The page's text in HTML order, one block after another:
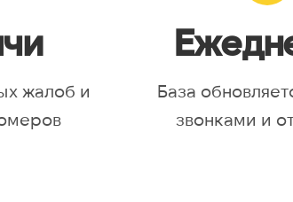
жалоб и
База
звонками и